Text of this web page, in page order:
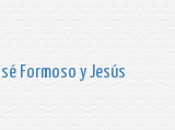
Formoso y Jesús